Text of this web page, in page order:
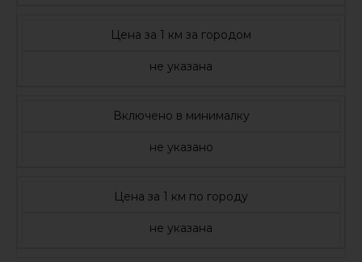
Цена за 1 км за городом
не указана
Включено в минималку
не указано
Цена за 1 км по городу
не указана